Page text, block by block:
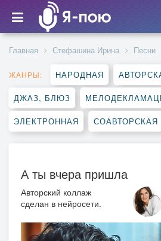
Главная Стефашина Ирина Песни
ЖАНРЫ: НАРОДНАЯ
ДЖАЗ, БЛЮЗ
ЭЛЕКТРОННАЯ СОАВТОРСКАЯ
А ты вчера пришла
Авторский коллаж
сделан в нейросети.